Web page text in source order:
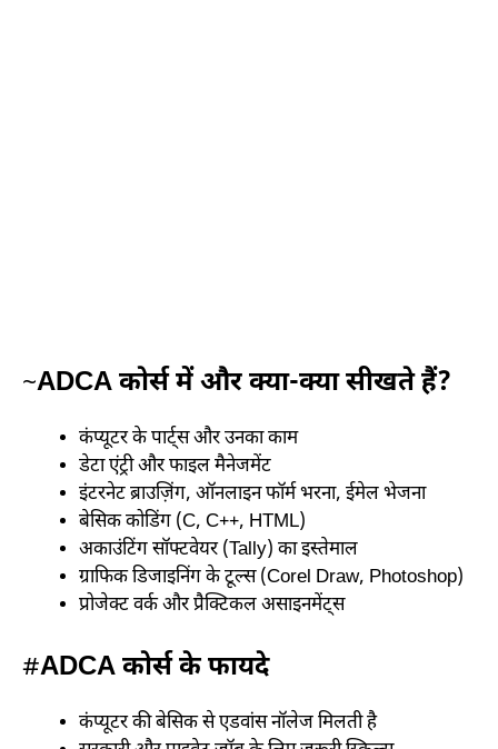
~ADCA कोर्स में और क्या-क्या सीखते हैं?
कंप्यूटर के पार्ट्स और उनका काम
डेटा एंट्री और फाइल मैनेजमेंट
इंटरनेट ब्राउज़िंग, ऑनलाइन फॉर्म भरना, ईमेल भेजना
बेसिक कोडिंग (C, C++, HTML)
अकाउंटिंग सॉफ्टवेयर (Tally) का इस्तेमाल
ग्राफिक डिजाइनिंग के टूल्स (Corel Draw, Photoshop)
प्रोजेक्ट वर्क और प्रैक्टिकल असाइनमेंट्स
#ADCA कोर्स के फायदे
कंप्यूटर की बेसिक से एडवांस नॉलेज मिलती है